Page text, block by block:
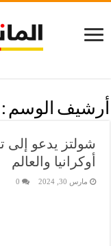
أرشيف الوسم :
شولتز يدعو إلى
أوكرانيا والعالم
مارس 30, 2024 0